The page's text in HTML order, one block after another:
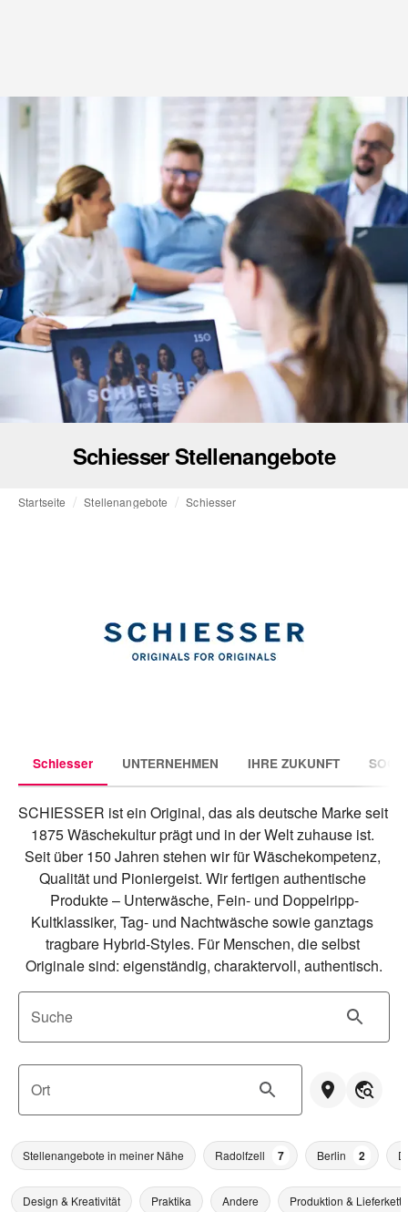
Schiesser Stellenangebote
Startseite Stellenangebote Schiesser
Schiesser UNTERNEHMEN IHRE ZUKUNFT
SCHIESSER ist ein Original, das als deutsche Marke seit
1875 Wäschekultur prägt und in der Welt zuhause ist.
Seit über 150 Jahren stehen wir für Wäschekompetenz,
Qualität und Pioniergeist. Wir fertigen authentische
Produkte – Unterwäsche, Fein- und Doppelripp-
Kultklassiker, Tag- und Nachtwäsche sowie ganztags
tragbare Hybrid-Styles. Für Menschen, die selbst
Originale sind: eigenständig, charaktervoll, authentisch.
Suche
Ort
Stellenangebote in meiner Nähe Radolfzell 7 Berlin 2
Design & Kreativität Praktika Andere Produktion & Lieferkette